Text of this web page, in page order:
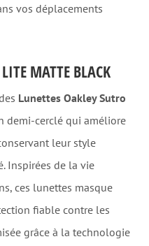
vos déplacements
MATTE BLACK
Lunettes Oakley Sutro
demi-cerclé qui améliore
leur style
Inspirées de la vie
ces lunettes masque
fiable contre les
grâce à la technologie